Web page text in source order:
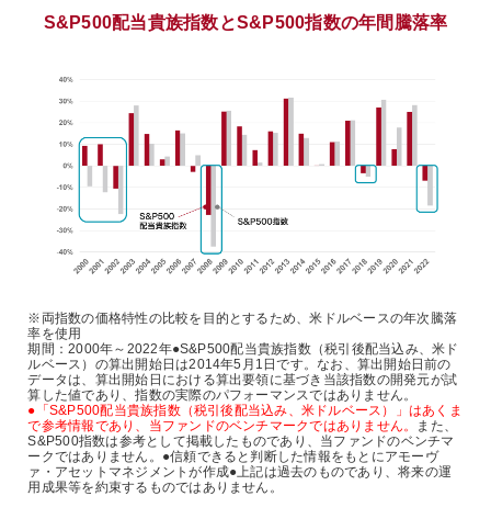
S&P500配当貴族指数とS&P500指数の年間騰落率
※両指数の価格特性の比較を目的とするため、米ドルベースの年次騰落
率を使用
期間：2000年～2022年●S&P500配当貴族指数（税引後配当込み、米ド
ルベース）の算出開始日は2014年5月1日です。なお、算出開始日前の
データは、算出開始日における算出要領に基づき当該指数の開発元が試
算した値であり、指数の実際のパフォーマンスではありません。
●「S&P500配当貴族指数（税引後配当込み、米ドルベース）」はあくま
で参考情報であり、当ファンドのベンチマークではありません。
また、
S&P500指数は参考として掲載したものであり、当ファンドのベンチマ
ークではありません。●信頼できると判断した情報をもとにアモーヴ
ァ・アセットマネジメントが作成●上記は過去のものであり、将来の運
用成果等を約束するものではありません。